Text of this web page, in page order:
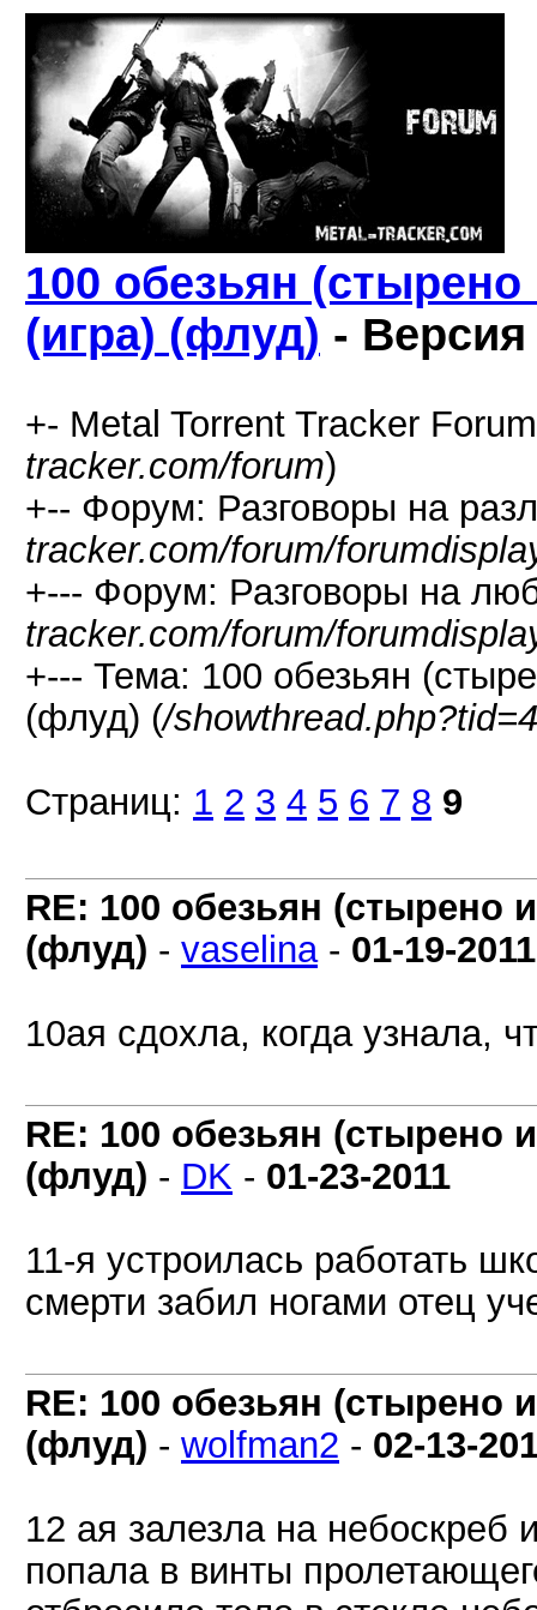
100 обезьян
(игра) (флуд) -
+- Metal Torrent Tracker
tracker.com/forum)
+-- Форум: Разговоры на
tracker.com/forum/
+--- Форум: Разговоры на
tracker.com/forum/
+--- Тема: 100 обезьян
(флуд) (/
Страниц: 1 2 3 4 5 6 7 8 9
RE: 100 обезьян (стырено
(флуд) - vaselina- 01-19-2011
10ая сдохла, когда узнала,
RE: 100 обезьян (стырено
(флуд) - DK - 01-23-2011
11-я устроилась работать
смерти забил ногами отец
RE: 100 обезьян (стырено
(флуд) - wolfman2 - 02-13-
12 ая залезла на небоскреб
попала в винты